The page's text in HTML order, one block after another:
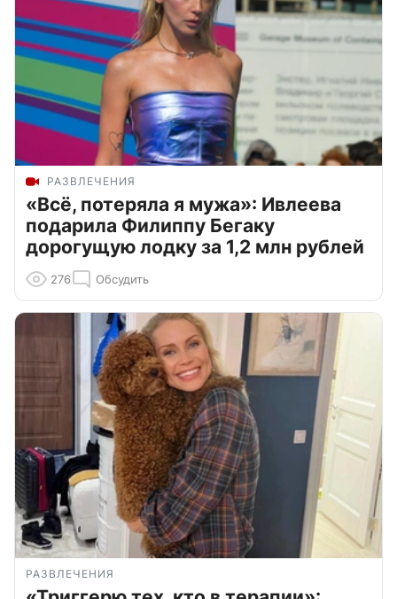
РАЗВЛЕЧЕНИЯ
«Всё, потеряла я мужа»: Ивлеева
подарила Филиппу Бегаку
дорогущую лодку за 1,2 млн рублей
276 Обсудить
РАЗВЛЕЧЕНИЯ